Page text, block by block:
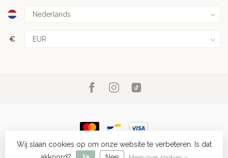
€
© Copyright 2026 À Fleur de Toi- Powered byLightspeed-
Lightspeed designby Dyvelopment
Wij slaan cookies op om onze website te verbeteren. Is dat